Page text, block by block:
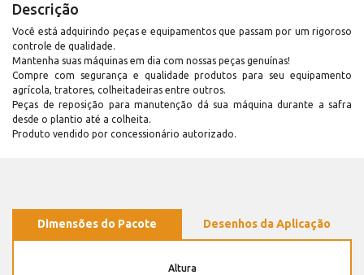
Descrição
Você está adquirindo peças e equipamentos que passam por um rigoroso
controle de qualidade.
Mantenha suas máquinas em dia com nossas peças genuínas!
Compre com segurança e qualidade produtos para seu equipamento
agrícola, tratores, colheitadeiras entre outros.
Peças de reposição para manutenção dá sua máquina durante a safra
desde o plantio até a colheita.
Produto vendido por concessionário autorizado.
Dimensões do Pacote Desenhos da Aplicação
Altura